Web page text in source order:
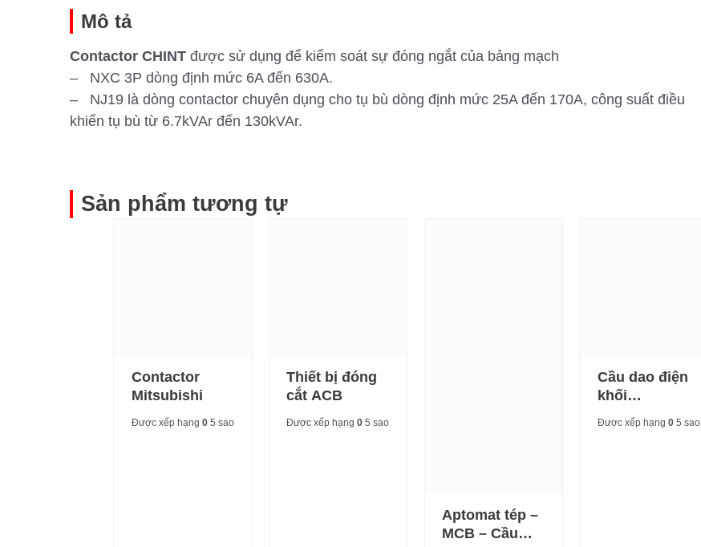
Mô tả
Contactor CHINT được sử dụng để kiểm soát sự đóng ngắt của bảng mạch
– NXC 3P dòng định mức 6A đến 630A.
– NJ19 là dòng contactor chuyên dụng cho tụ bù dòng định mức 25A đến 170A, công suất điều
khiển tụ bù từ 6.7kVAr đến 130kVAr.
Sản phẩm tương tự
Contactor
Mitsubishi
Được xếp hạng 05 sao
Thiết bị đóng
cắt ACB
Được xếp hạng0 5 sao
Aptomat tép –
MCB – Cầu
Cầu dao điện
khối
Mitsubishi
Được xếp hạng 05 sao